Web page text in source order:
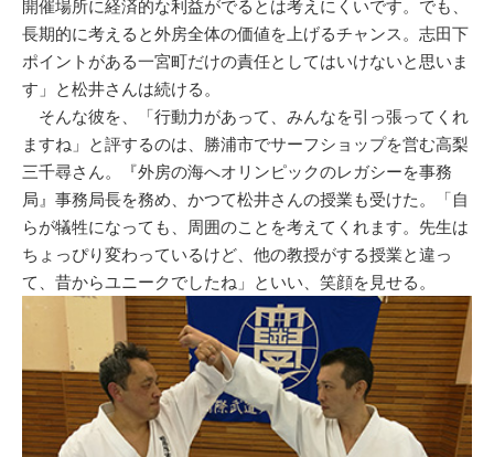
開催場所に経済的な利益がでるとは考えにくいです。でも、
長期的に考えると外房全体の価値を上げるチャンス。志田下
ポイントがある一宮町だけの責任としてはいけないと思いま
す」と松井さんは続ける。
そんな彼を、「行動力があって、みんなを引っ張ってくれ
ますね」と評するのは、勝浦市でサーフショップを営む高梨
三千尋さん。『外房の海へオリンピックのレガシーを事務
局』事務局長を務め、かつて松井さんの授業も受けた。「自
らが犠牲になっても、周囲のことを考えてくれます。先生は
ちょっぴり変わっているけど、他の教授がする授業と違っ
て、昔からユニークでしたね」といい、笑顔を見せる。